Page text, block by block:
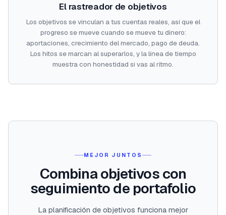
El rastreador de objetivos
Los objetivos se vinculan a tus cuentas reales, así que el
progreso se mueve cuando se mueve tu dinero:
aportaciones, crecimiento del mercado, pago de deuda.
Los hitos se marcan al superarlos, y la línea de tiempo
muestra con honestidad si vas al ritmo.
MEJOR JUNTOS
Combina objetivos con
seguimiento de portafolio
La planificación de objetivos funciona mejor